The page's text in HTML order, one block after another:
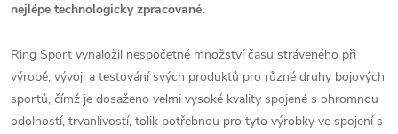
nejlépe technologicky zpracované.
Ring Sport vynaložil nespočetné množství času stráveného při
výrobě, vývoji a testování svých produktů pro různé druhy bojových
sportů, čímž je dosaženo velmi vysoké kvality spojené s ohromnou
odolností, trvanlivostí, tolik potřebnou pro tyto výrobky ve spojení s